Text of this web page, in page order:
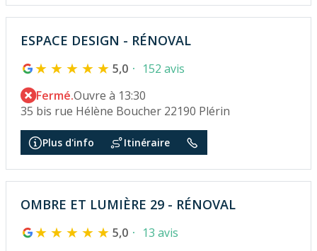
ESPACE DESIGN - RÉNOVAL
5,0
152 avis
Fermé.Ouvre à 13:30
35 bis rue Hélène Boucher 22190 Plérin
Plus d'info Itinéraire
OMBRE ET LUMIÈRE 29 - RÉNOVAL
5,0
13 avis